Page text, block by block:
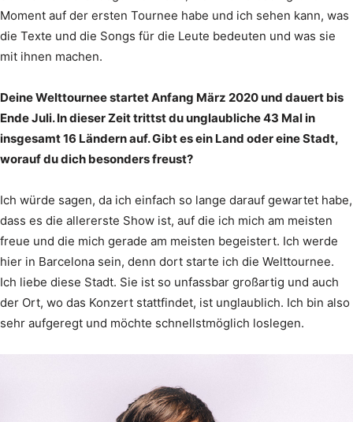
Moment auf der ersten Tournee habe und ich sehen kann, was
die Texte und die Songs für die Leute bedeuten und was sie
mit ihnen machen.
Deine Welttournee startet Anfang März 2020 und dauert bis
Ende Juli. In dieser Zeit trittst du unglaubliche 43 Mal in
insgesamt 16 Ländern auf. Gibt es ein Land oder eine Stadt,
worauf du dich besonders freust?
Ich würde sagen, da ich einfach so lange darauf gewartet habe,
dass es die allererste Show ist, auf die ich mich am meisten
freue und die mich gerade am meisten begeistert. Ich werde
hier in Barcelona sein, denn dort starte ich die Welttournee.
Ich liebe diese Stadt. Sie ist so unfassbar großartig und auch
der Ort, wo das Konzert stattfindet, ist unglaublich. Ich bin also
sehr aufgeregt und möchte schnellstmöglich loslegen.